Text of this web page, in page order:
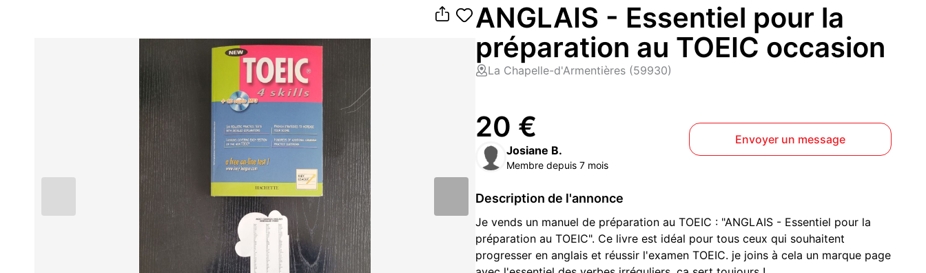
ANGLAIS - Essentiel pour la
préparation au TOEIC occasion
La Chapelle-d'Armentières (59930)
20 €
Josiane B.
Membre depuis 7 mois
Envoyer un message
Description de l'annonce
Je vends un manuel de préparation au TOEIC : "ANGLAIS - Essentiel pour la
préparation au TOEIC". Ce livre est idéal pour tous ceux qui souhaitent
progresser en anglais et réussir l'examen TOEIC. je joins à cela un marque page